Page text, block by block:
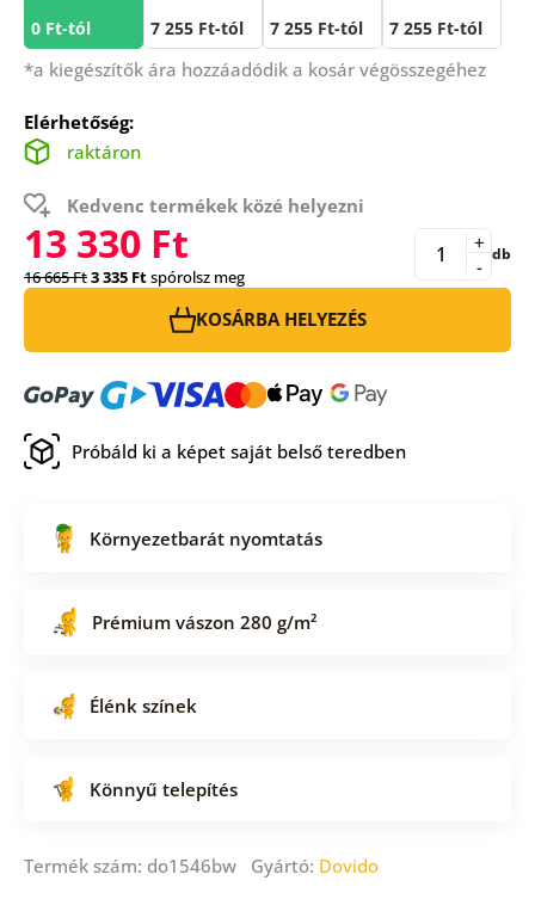
0 Ft-tól 7 255 Ft-tól 7 255 Ft-tól 7 255 Ft-tól
*a kiegészítők ára hozzáadódik a kosár végösszegéhez
Elérhetőség:
raktáron
Kedvenc termékek közé helyezni
13 330 Ft
16 665 Ft3 335 Ftspórolsz meg -
+ db
KOSÁRBA HELYEZÉS
Próbáld ki a képet saját belső teredben
Környezetbarát nyomtatás
Prémium vászon 280 g/m²
Élénk színek
Könnyű telepítés
Termék szám: do1546bw Gyártó: Dovido